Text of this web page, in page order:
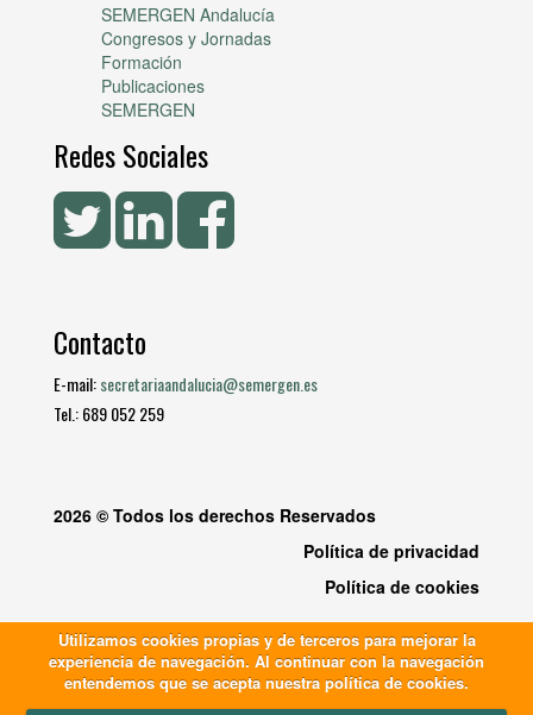
SEMERGEN Andalucía
Congresos y Jornadas
Formación
Publicaciones
SEMERGEN
Redes Sociales
Contacto
E-mail:secretariaandalucia@semergen.es
Tel.: 689 052 259
2026 © Todos los derechos Reservados
Política de privacidad
Política de cookies
Utilizamos cookies propias y de terceros para mejorar la
experiencia de navegación. Al continuar con la navegación
entendemos que se acepta nuestra política de cookies.